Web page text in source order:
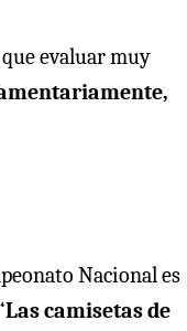
evaluar muy
Nacional es
Las camisetas de